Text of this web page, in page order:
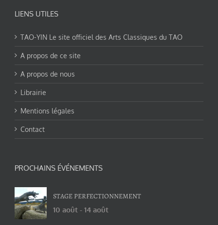
LIENS UTILES
TAO-YIN Le site officiel des Arts Classiques du TAO
A propos de ce site
A propos de nous
Librairie
Mentions légales
Contact
PROCHAINS ÉVÉNEMENTS
STAGE PERFECTIONNEMENT
10 août - 14 août